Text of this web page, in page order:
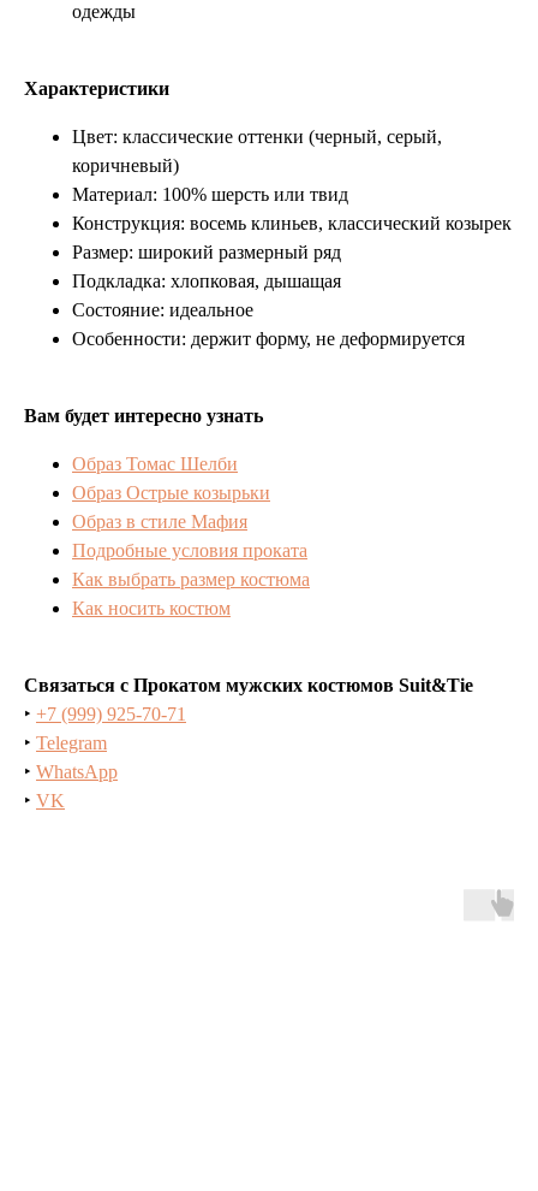
одежды
Характеристики
Цвет: классические оттенки (черный, серый,
коричневый)
Материал: 100% шерсть или твид
Конструкция: восемь клиньев, классический козырек
Размер: широкий размерный ряд
Подкладка: хлопковая, дышащая
Состояние: идеальное
Особенности: держит форму, не деформируется
Вам будет интересно узнать
Образ Томас Шелби
Образ Острые козырьки
Образ в стиле Мафия
Подробные условия проката
Как выбрать размер костюма
Как носить костюм
Связаться с Прокатом мужских костюмов Suit&Tie
‣ +7 (999) 925-70-71
‣ Telegram
‣ WhatsApp
‣ VK